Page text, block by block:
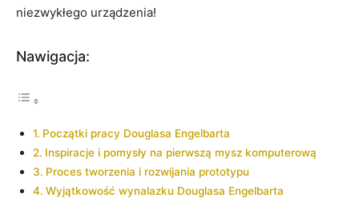
niezwykłego urządzenia!
Nawigacja:
Początki pracy Douglasa Engelbarta
Inspiracje i pomysły na pierwszą mysz⁢ komputerową
Proces tworzenia i rozwijania prototypu
Wyjątkowość wynalazku Douglasa⁢ Engelbarta